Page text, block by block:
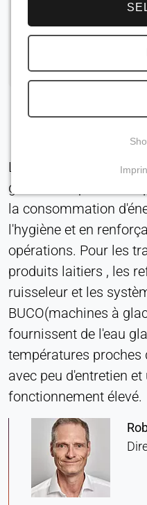
Le refroidissement
garantit la qualité des
la consommation
l'hygiène et en
opérations. Pour les
produits laitiers , les
ruisseleur et les
BUCO(machines à
fournissent de l'eau
températures proches
avec peu d'entretien
fonctionnement élevé.
Requis pour les
web, telles que la
des préférences en
privée. Ces cookies
désactivés.
Name:
Provider:
Stocke vos
Cookie duration:
1 an